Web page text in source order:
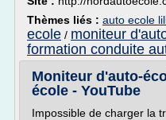
Thèmes liés : auto ecole
ecole / moniteur
formation conduite
Moniteur d'auto-
école - YouTube
Impossible de charger la